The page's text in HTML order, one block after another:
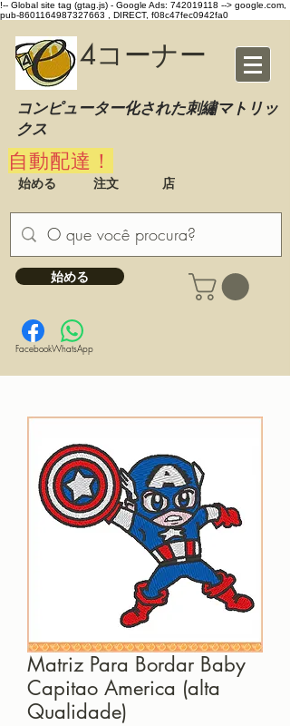
!-- Global site tag (gtag.js) - Google Ads: 742019118 --> google.com,
pub-8601164987327663 , DIRECT, f08c47fec0942fa0
4コーナー
コンピューター化された刺繡マトリッ
クス
自動配達！
始める 注文 店
始める
FacebookWhatsApp
Matriz Para Bordar Baby
Capitao America (alta
Qualidade)